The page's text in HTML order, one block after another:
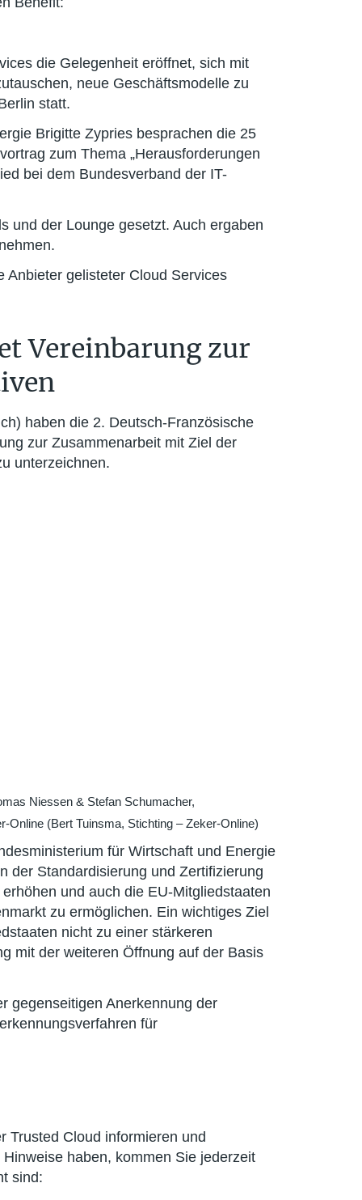
die Gelegenheit eröffnet, sich mit
neue Geschäftsmodelle zu
statt.
Brigitte Zypries besprachen die 25
zum Thema „Herausforderungen
bei dem Bundesverband der IT-
und der Lounge gesetzt. Auch ergaben
Anbieter gelisteter Cloud Services
Vereinbarung zur
haben die 2. Deutsch-Französische
zur Zusammenarbeit mit Ziel der
unterzeichnen.
Niessen & Stefan Schumacher,
Online (Bert Tuinsma, Stichting – Zeker-Online)
für Wirtschaft und Energie
der Standardisierung und Zertifizierung
und auch die EU-Mitgliedstaaten
zu ermöglichen. Ein wichtiges Ziel
nicht zu einer stärkeren
mit der weiteren Öffnung auf der Basis
gegenseitigen Anerkennung der
für
Trusted Cloud informieren und
haben, kommen Sie jederzeit
sind: